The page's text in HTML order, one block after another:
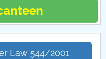
Law 544/2001